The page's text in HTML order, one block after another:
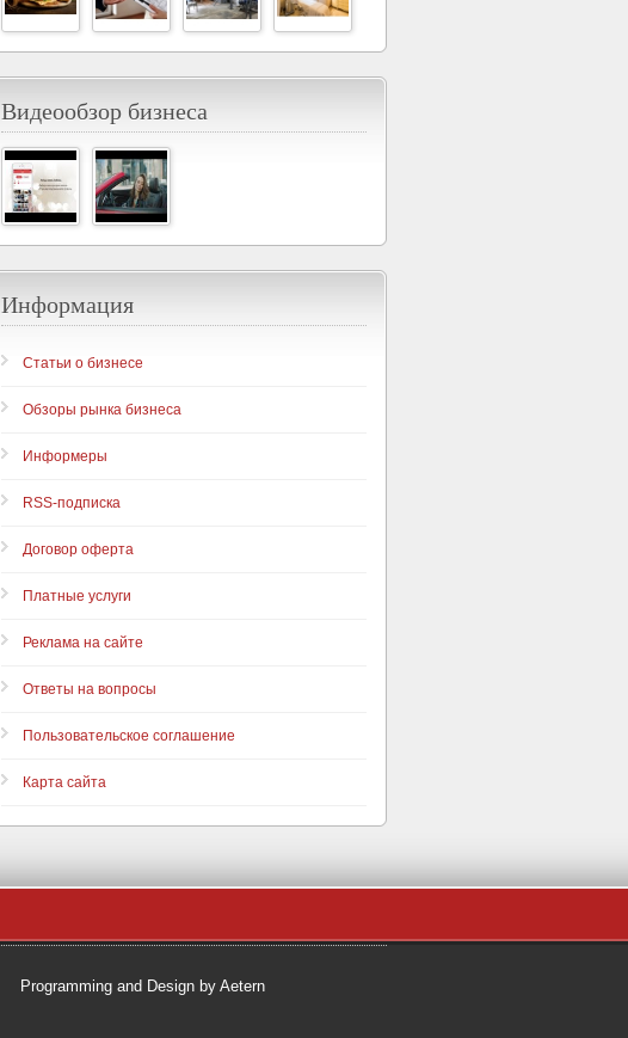
Видеообзор бизнеса
Информация
Статьи о бизнесе
Обзоры рынка бизнеса
Информеры
RSS-подписка
Договор оферта
Платные услуги
Реклама на сайте
Ответы на вопросы
Пользовательское соглашение
Карта сайта
Programming and Design by Aetern